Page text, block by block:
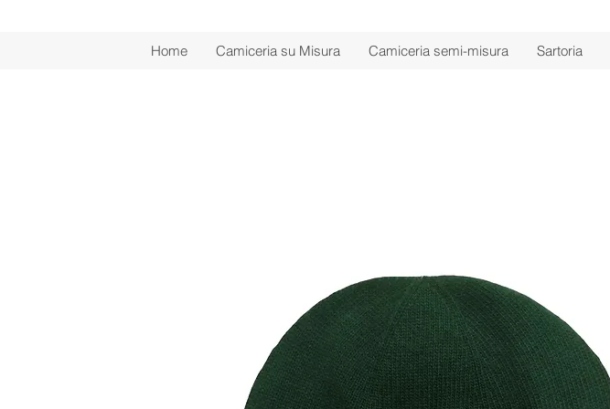
Home Camiceria su Misura Camiceria semi-misura Sartoria